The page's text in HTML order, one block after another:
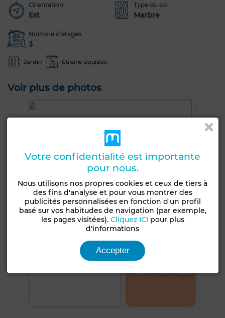
Orientation
Est
Type du sol
Marbre
Nombre d'étages
3
Jardin Cuisine équipée
Voir plus de photos
+12 PHOTOS
Votre confidentialité est importante
pour nous.
Nous utilisons nos propres cookies et ceux de tiers à
des fins d'analyse et pour vous montrer des
publicités personnalisées en fonction d'un profil
basé sur vos habitudes de navigation (par exemple,
les pages visitées). Cliquez ICI pour plus
d'informations
Accepter